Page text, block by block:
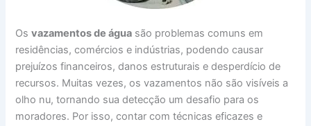
Osvazamentos de água são problemas comuns em
residências, comércios e indústrias, podendo causar
prejuízos financeiros, danos estruturais e desperdício de
recursos. Muitas vezes, os vazamentos não são visíveis a
olho nu, tornando sua detecção um desafio para os
moradores. Por isso, contar com técnicas eficazes e